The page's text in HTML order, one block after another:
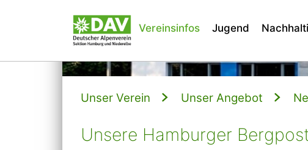
Vereinsinfos Jugend
Unser Verein Unser Angebot
Unsere Hamburger